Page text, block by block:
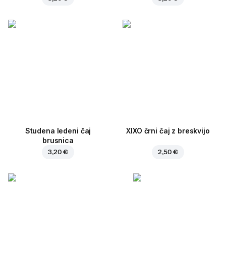
Studena ledeni čaj
brusnica
3,20 €
XIXO črni čaj z breskvijo
2,50 €